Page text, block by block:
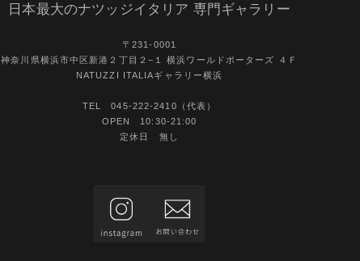
日本最大のナツッジイタリア 専門ギャラリー
〒231-0001
神奈川県横浜市中区新港２丁目２−１ 横浜ワールドポーターズ ４Ｆ
NATUZZI ITALIAギャラリー横浜
TEL 045-222-2410（代表）
OPEN 10:30-21:00
定休日 無し